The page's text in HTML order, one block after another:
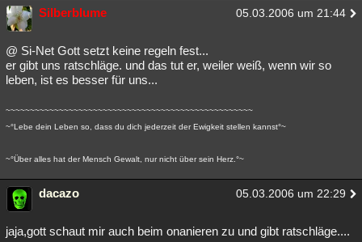
Silberblume 05.03.2006 um 21:44
@ Si-Net Gott setzt keine regeln fest...
er gibt uns ratschläge. und das tut er, weiler weiß, wenn wir so
leben, ist es besser für uns...
~~~~~~~~~~~~~~~~~~~~~~~~~~~~~~~~~~~~~~~~~~~~~~~~~~~
~°Lebe dein Leben so, dass du dich jederzeit der Ewigkeit stellen kannst°~
~°Über alles hat der Mensch Gewalt, nur nicht über sein Herz.°~
dacazo 05.03.2006 um 22:29
jaja,gott schaut mir auch beim onanieren zu und gibt ratschläge....